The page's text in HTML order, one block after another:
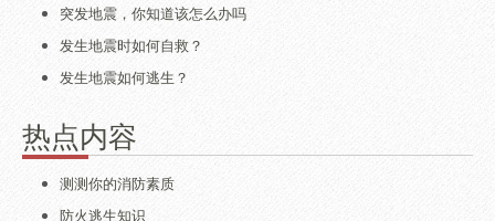
突发地震，你知道该怎么办吗
发生地震时如何自救？
发生地震如何逃生？
热点内容
测测你的消防素质
防火逃生知识